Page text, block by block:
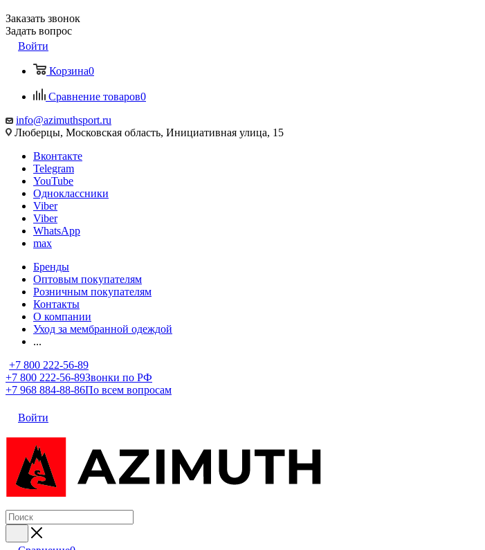
Заказать звонок
Задать вопрос
Войти
Корзина0
Сравнение товаров0
info@azimuthsport.ru
Люберцы, Московская область, Инициативная улица, 15
Вконтакте
Telegram
YouTube
Одноклассники
Viber
Viber
WhatsApp
max
Бренды
Оптовым покупателям
Розничным покупателям
Контакты
О компании
Уход за мембранной одеждой
...
+7 800 222-56-89
+7 800 222-56-89Звонки по РФ
+7 968 884-88-86По всем вопросам
Войти